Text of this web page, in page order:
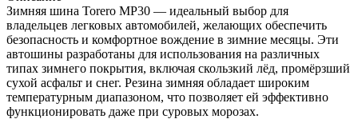
Зимняя шина Torero MP30 — идеальный выбор для
владельцев легковых автомобилей, желающих обеспечить
безопасность и комфортное вождение в зимние месяцы. Эти
автошины разработаны для использования на различных
типах зимнего покрытия, включая скользкий лёд, промёрзший
сухой асфальт и снег. Резина зимняя обладает широким
температурным диапазоном, что позволяет ей эффективно
функционировать даже при суровых морозах.